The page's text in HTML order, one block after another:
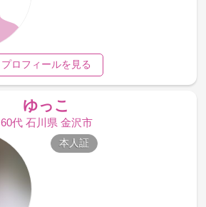
プロフィールを見る
ゆっこ
60代 石川県 金沢市
本人証